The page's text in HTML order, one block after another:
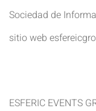
Sociedad de
sitio web
ESFERIC EVENTS